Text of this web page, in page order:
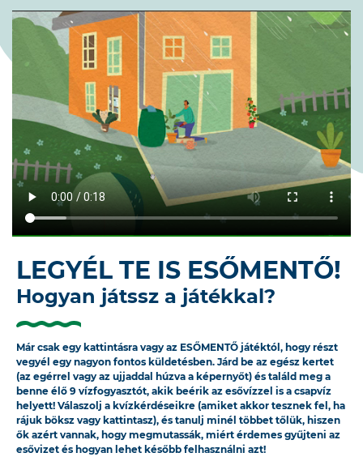
LEGYÉL TE IS ESŐMENTŐ!
Hogyan játssz a játékkal?
Már csak egy kattintásra vagy az ESŐMENTŐ játéktól, hogy részt
vegyél egy nagyon fontos küldetésben. Járd be az egész kertet
(az egérrel vagy az ujjaddal húzva a képernyőt) és találd meg a
benne élő 9 vízfogyasztót, akik beérik az esővízzel is a csapvíz
helyett! Válaszolj a kvízkérdéseikre (amiket akkor tesznek fel, ha
rájuk böksz vagy kattintasz), és tanulj minél többet tőlük, hiszen
ők azért vannak, hogy megmutassák, miért érdemes gyűjteni az
esővizet és hogyan lehet később felhasználni azt!